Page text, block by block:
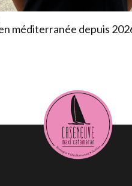
méditerranée depuis